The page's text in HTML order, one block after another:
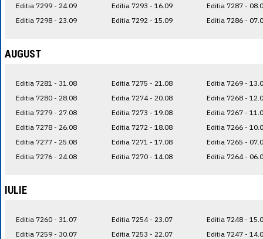
Editia 7299 - 24.09
Editia 7298 - 23.09
Editia 7293 - 16.09
Editia 7292 - 15.09
Editia 7287 -
Editia 7286 -
AUGUST
Editia 7281 - 31.08
Editia 7280 - 28.08
Editia 7279 - 27.08
Editia 7278 - 26.08
Editia 7277 - 25.08
Editia 7276 - 24.08
Editia 7275 - 21.08
Editia 7274 - 20.08
Editia 7273 - 19.08
Editia 7272 - 18.08
Editia 7271 - 17.08
Editia 7270 - 14.08
Editia 7269 -
Editia 7268 -
Editia 7267 -
Editia 7266 -
Editia 7265 -
Editia 7264 -
IULIE
Editia 7260 - 31.07
Editia 7259 - 30.07
Editia 7254 - 23.07
Editia 7253 - 22.07
Editia 7248 -
Editia 7247 -